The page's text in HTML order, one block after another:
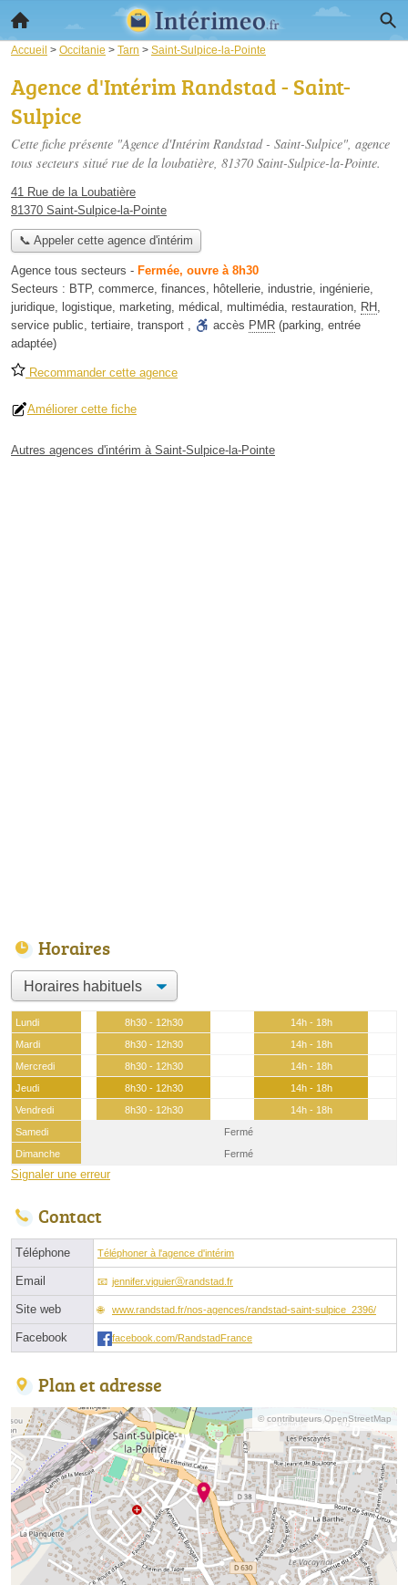
Accueil > Occitanie > Tarn > Saint-Sulpice-la-Pointe
Agence d'Intérim Randstad - Saint-
Sulpice
Cette fiche présente "Agence d'Intérim Randstad - Saint-Sulpice", agence
tous secteurs situé rue de la loubatière, 81370 Saint-Sulpice-la-Pointe.
41 Rue de la Loubatière
81370 Saint-Sulpice-la-Pointe
📞 Appeler cette agence d'intérim
Agence tous secteurs - Fermée, ouvre à 8h30
Secteurs : BTP, commerce, finances, hôtellerie, industrie, ingénierie,
juridique, logistique, marketing, médical , multimédia, restauration, RH ,
service public, tertiaire, transport , accès PMR (parking, entrée
adaptée)
Recommander cette agence
Améliorer cette fiche
Autres agences d'intérim à Saint-Sulpice-la-Pointe
Horaires
Lundi 8h30 - 12h30
14h - 18h
Mardi
8h30 - 12h30
14h - 18h
Mercredi
8h30 - 12h30
14h - 18h
Jeudi
8h30 - 12h30
14h - 18h
Vendredi
8h30 - 12h30
14h - 18h
Samedi
Fermé
Dimanche
Fermé
Signaler une erreur
Contact
Téléphone Téléphoner à l'agence d'intérim
Email jennifer.viguierⓐrandstad.fr
Site web www.randstad.fr/nos-agences/randstad-saint-sulpice_2396/
Facebook facebook.com/RandstadFrance
Plan et adresse
© contributeurs OpenStreetMap